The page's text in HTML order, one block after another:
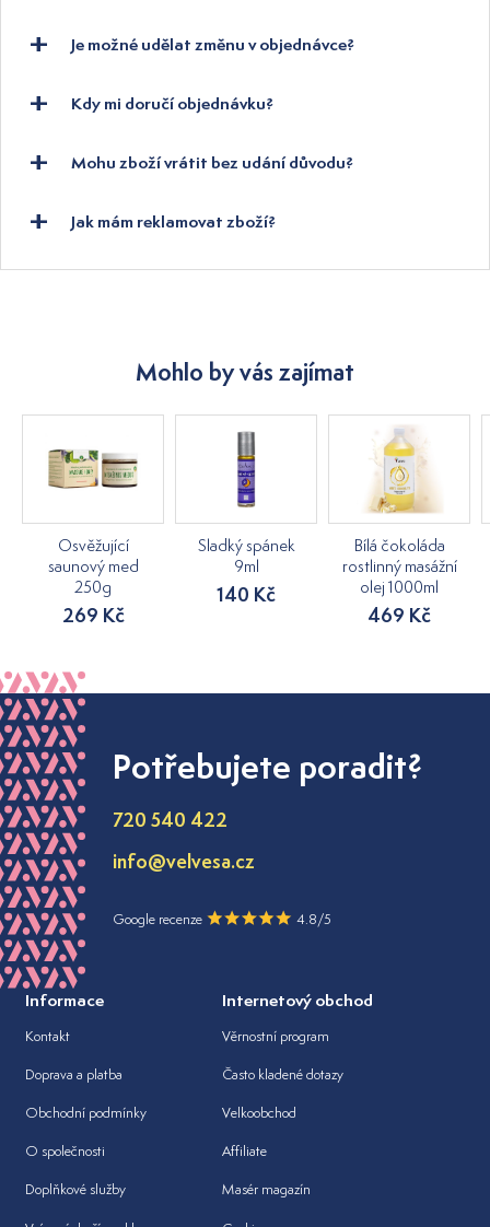
Je možné udělat změnu v objednávce?
Kdy mi doručí objednávku?
Mohu zboží vrátit bez udání důvodu?
Jak mám reklamovat zboží?
Mohlo by vás zajímat
Osvěžující
saunový med
250g
269 Kč
Sladký spánek
9ml
140 Kč
Bílá čokoláda
rostlinný masážní
olej 1000ml
469 Kč
Potřebujete poradit?
720 540 422
info@velvesa.cz
Google recenze 4.8/5
Informace
Kontakt
Doprava a platba
Obchodní podmínky
O společnosti
Doplňkové služby
Internetový obchod
Věrnostní program
Často kladené dotazy
Velkoobchod
Affiliate
Masér magazín